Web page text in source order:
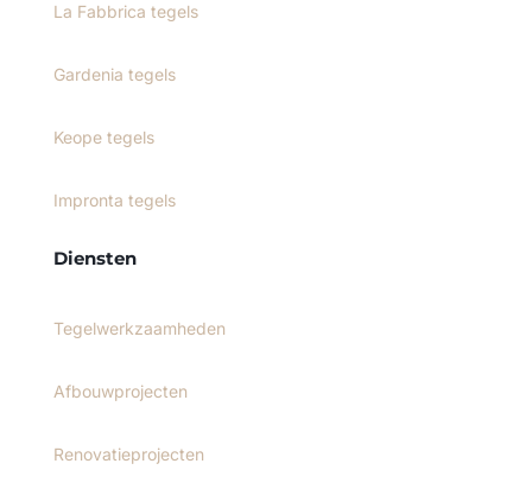
La Fabbrica tegels
Gardenia tegels
Keope tegels
Impronta tegels
Diensten
Tegelwerkzaamheden
Afbouwprojecten
Renovatieprojecten